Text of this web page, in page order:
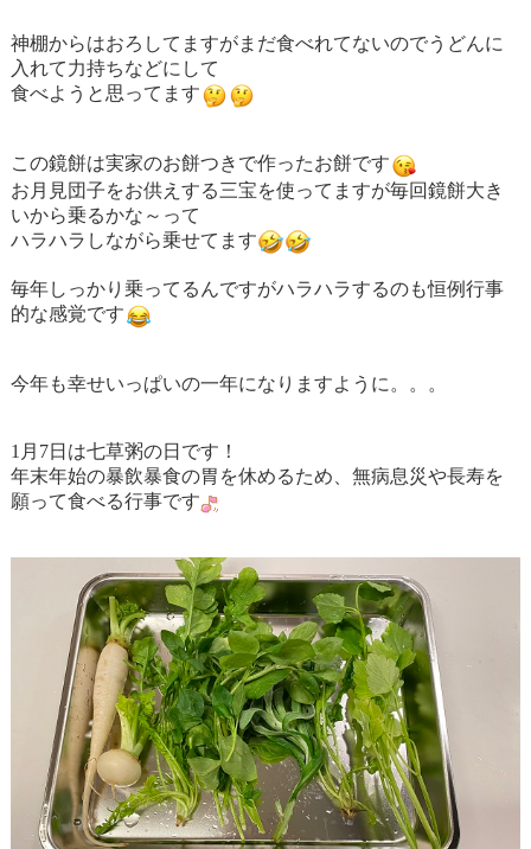
神棚からはおろしてますがまだ食べれてないのでうどんに
入れて力持ちなどにして
食べようと思ってます
この鏡餅は実家のお餅つきで作ったお餅です
お月見団子をお供えする三宝を使ってますが毎回鏡餅大き
いから乗るかな～って
ハラハラしながら乗せてます
毎年しっかり乗ってるんですがハラハラするのも恒例行事
的な感覚です
今年も幸せいっぱいの一年になりますように。。。
1月7日は七草粥の日です！
年末年始の暴飲暴食の胃を休めるため、無病息災や長寿を
願って食べる行事です